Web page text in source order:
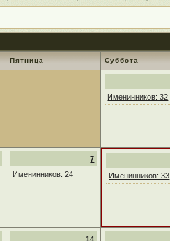
Пятница Суббота
Именинников: 32
7
Именинников: 24
Именинников: 33
14